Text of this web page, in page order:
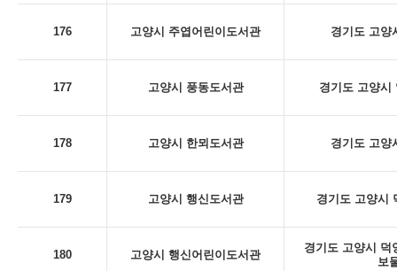
176 고양시 주엽어린이도서관 경기도 고양
177 고양시 풍동도서관 경기도 고양시
178 고양시 한뫼도서관 경기도 고양
179 고양시 행신도서관 경기도 고양시
180 고양시 행신어린이도서관
경기도 고양시 덕
보